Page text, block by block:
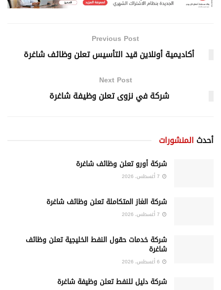
Previous Post
أكاديمية أونلاين قيد التأسيس تعلن وظائف شاغرة
Next Post
شركة في نزوى تعلن وظيفة شاغرة
أحدث المنشورات
شركة أورو تعلن وظائف شاغرة
شركة الغاز المتكاملة تعلن وظائف شاغرة
شركة خدمات حقول النفط الخليجية تعلن وظائف
شاغرة
شركة دليل للنفط تعلن وظيفة شاغرة